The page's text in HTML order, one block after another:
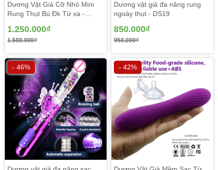
Dương Vật Giả Cỡ Nhỏ Mini
Rung Thụt Bú Đk Từ xa -
1.250.000₫
1.500.000₫
Dương vật giả đa năng rung
ngoáy thụt - DS19
850.000₫
950.000₫
- 46% - 42%